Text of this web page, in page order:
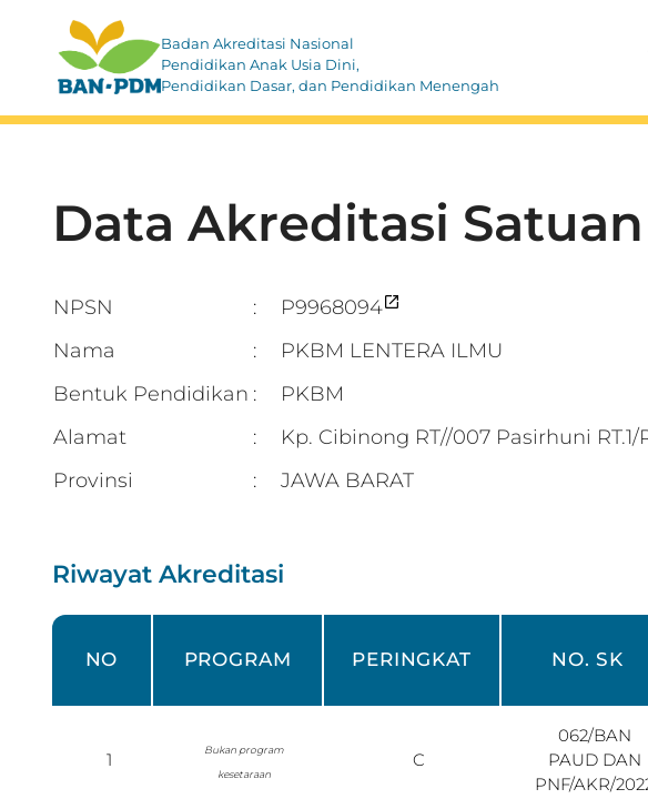
Badan Akreditasi Nasional
Pendidikan Anak Usia Dini,
Pendidikan Dasar, dan Pendidikan Menengah
Data Akreditasi
NPSN :
P9968094
Nama
:
PKBM LENTERA ILMU
Bentuk Pendidikan :
PKBM
Alamat
:
Kp. Cibinong RT//007 Pasirhuni RT.1/
Provinsi
: JAWA BARAT
Riwayat Akreditasi
NO PROGRAM PERINGKAT NO. SK
1
Bukan program
kesetaraan
C
062/BAN
PAUD DAN
PNF/AKR/